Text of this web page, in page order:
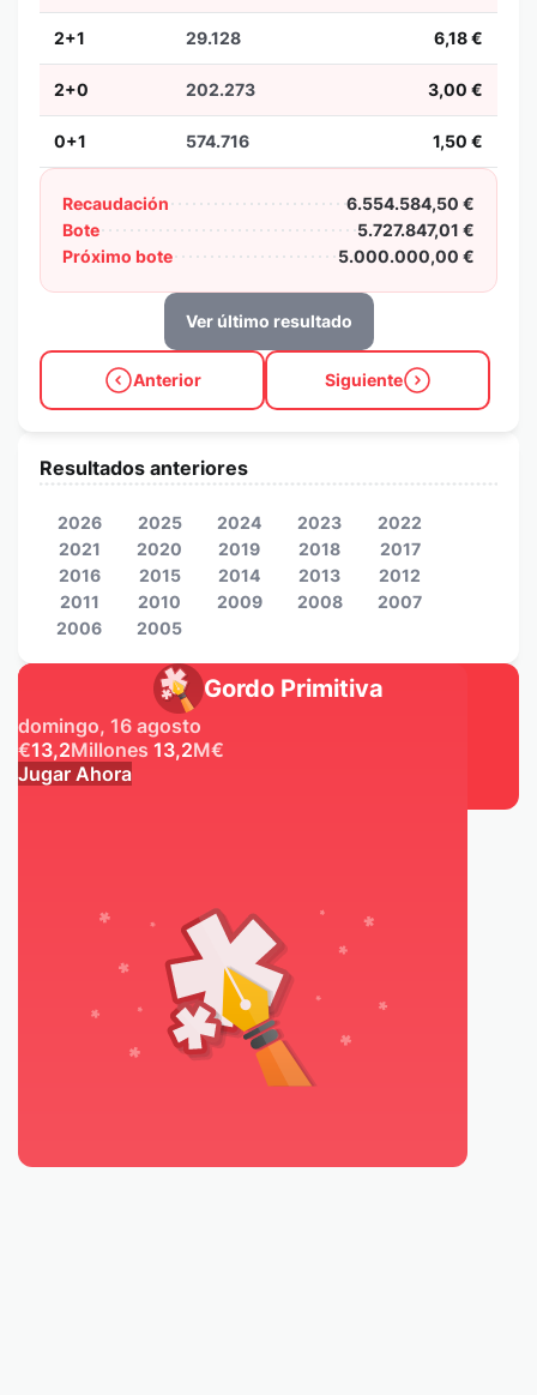
2+1 29.128 6,18 €
2+0 202.273 3,00 €
0+1 574.716 1,50 €
Recaudación
6.554.584,50 €
Bote
5.727.847,01 €
Próximo bote
5.000.000,00 €
Ver último resultado
Anterior Siguiente
Gordo Primitiva
domingo, 16 agosto
€13,2Millones 13,2M€
Jugar Ahora
Resultados anteriores
2026 2025 2024 2023
2022
2021
2020 2019 2018
2017
2016
2015 2014 2013
2012
2011
2010 2009 2008
2007
2006
2005